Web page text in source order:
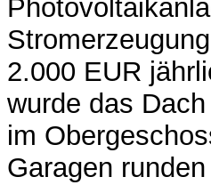
2.000 EUR
wurde das
im
Garagen